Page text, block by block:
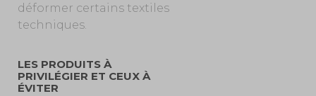
déformer certains textiles
techniques.
LES PRODUITS À
PRIVILÉGIER ET CEUX À
ÉVITER